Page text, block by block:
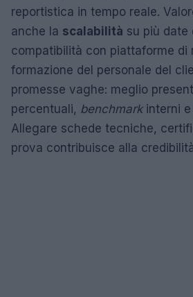
reportistica in tempo reale.
anche la scalabilità su più date
compatibilità con piattaforme di
formazione del personale del
promesse vaghe: meglio
percentuali, benchmarkinterni e
Allegare schede tecniche,
prova contribuisce alla